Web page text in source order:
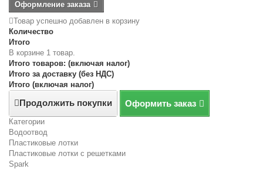
Оформление заказа
Товар успешно добавлен в корзину
Количество
Итого
В корзине 1 товар.
Итого товаров: (включая налог)
Итого за доставку (без НДС)
Итого (включая налог)
Продолжить покупки Оформить заказ
Категории
Водоотвод
Пластиковые лотки
Пластиковые лотки с решетками
Spark